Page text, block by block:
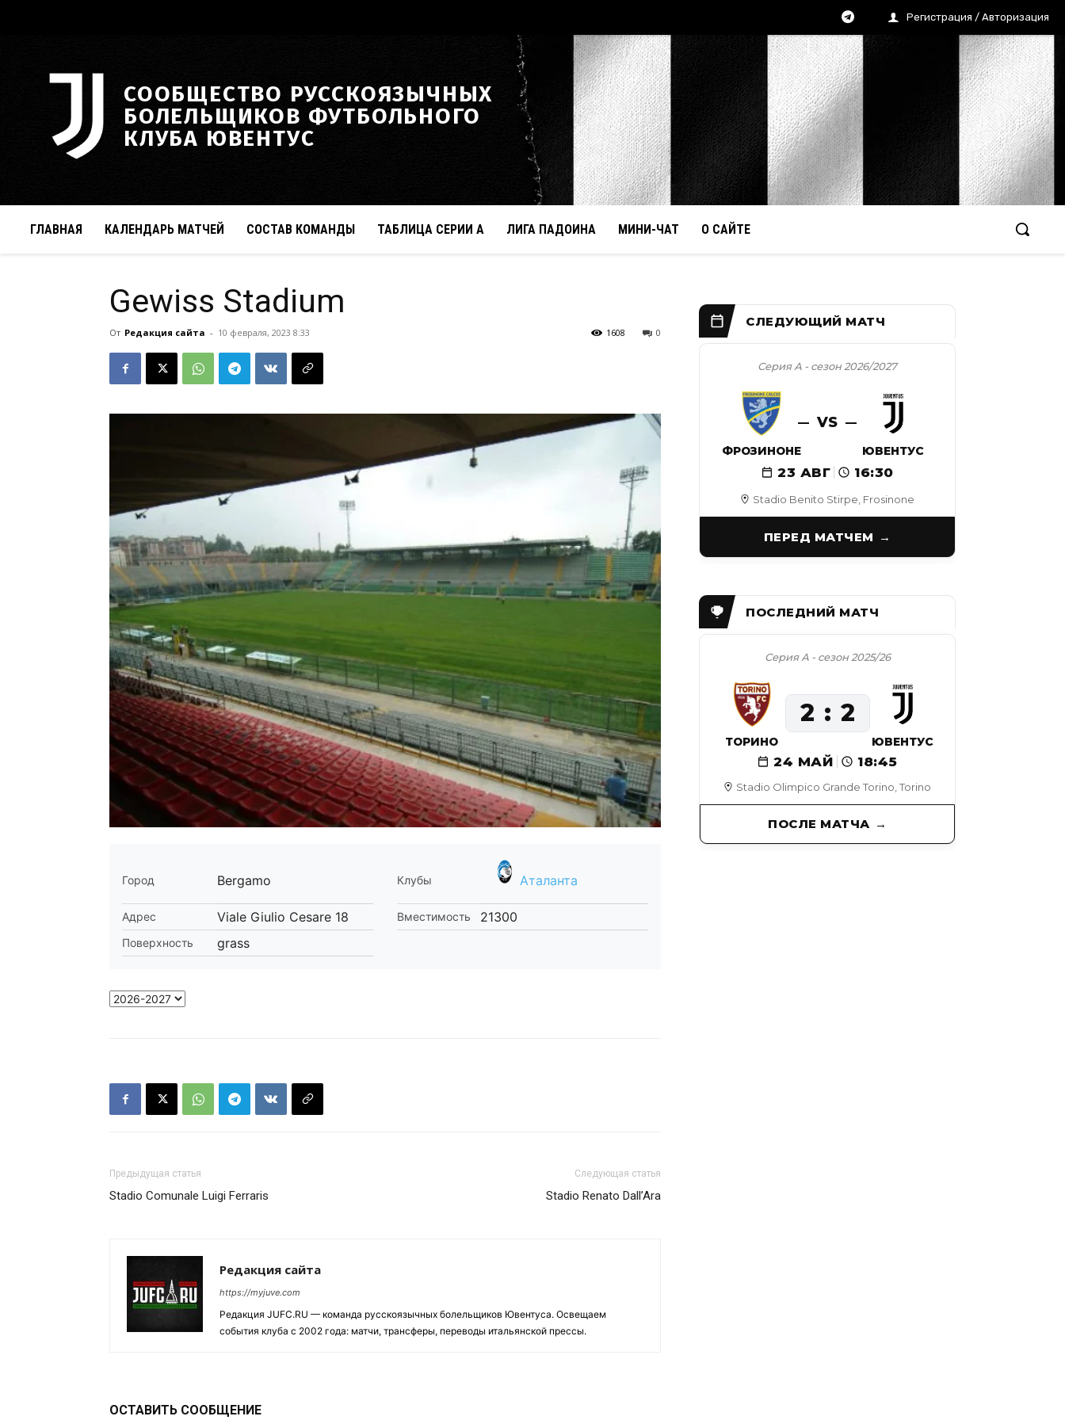
Регистрация / Авторизация
СООБЩЕСТВО РУССКОЯЗЫЧНЫХ
БОЛЕЛЬЩИКОВ ФУТБОЛЬНОГО
КЛУБА ЮВЕНТУС
ГЛАВНАЯ КАЛЕНДАРЬ МАТЧЕЙ СОСТАВ КОМАНДЫ ТАБЛИЦА СЕРИИ А ЛИГА ПАДОИНА МИНИ-ЧАТ О САЙТЕ
Gewiss Stadium
От Редакция сайта - 10 февраля, 2023 8:33 0
1608
Город Bergamo Клубы Аталанта
Адрес Viale Giulio Cesare 18 Вместимость 21300
Поверхность grass
Предыдущая статья
Stadio Comunale Luigi Ferraris
Следующая статья
Stadio Renato Dall’Ara
Редакция сайта
https://myjuve.com
Редакция JUFC.RU — команда русскоязычных болельщиков Ювентуса. Освещаем
события клуба с 2002 года: матчи, трансферы, переводы итальянской прессы.
ОСТАВИТЬ СООБЩЕНИЕ
Stadio Benito Stirpe, Frosinone
Серия А - сезон 2026/2027
ФРОЗИНОНЕ
VS
ЮВЕНТУС
23 АВГ 16:30
ПЕРЕД МАТЧЕМ
Stadio Olimpico Grande Torino, Torino
Серия А - сезон 2025/26
24 МАЙ 18:45
ТОРИНО
2 2
ЮВЕНТУС
ПОСЛЕ МАТЧА